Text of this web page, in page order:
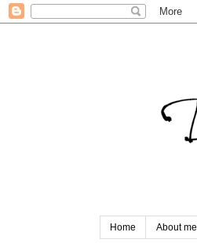
Home About me